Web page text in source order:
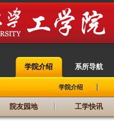
学院介绍 系所导航
学院介绍
院友园地 工学快讯